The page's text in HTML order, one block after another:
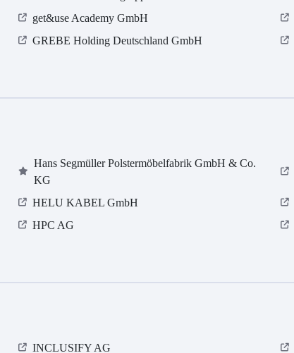
get&use Academy GmbH
GREBE Holding Deutschland GmbH
Hans Segmüller Polstermöbelfabrik GmbH & Co.
KG
HELU KABEL GmbH
HPC AG
INCLUSIFY AG